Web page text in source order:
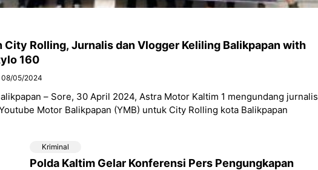
City Rolling, Jurnalis dan Vlogger Keliling Balikpapan with
160
08/05/2024
– Sore, 30 April 2024, Astra Motor Kaltim 1 mengundang jurnalis
Motor Balikpapan (YMB) untuk City Rolling kota Balikpapan
Kriminal
Polda Kaltim Gelar Konferensi Pers Pengungkapan